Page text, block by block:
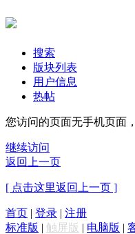
搜索
版块列表
用户信息
热帖
您访问的页面无手机页面
继续访问
返回上一页
[ 点击这里返回上一页 ]
首页 | 登录 | 注册
标准版 | 触屏版 | 电脑版 |